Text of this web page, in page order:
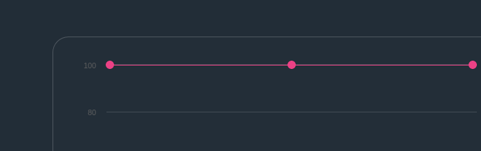
80
100